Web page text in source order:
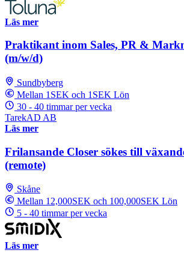
Läs mer
Praktikant inom Sales, PR &
(m/w/d)
Sundbyberg
Mellan 1SEK och 1SEK Lön
30 - 40 timmar per vecka
TarekAD AB
Läs mer
Frilansande Closer sökes till
(remote)
Skåne
Mellan 12,000SEK och 100,000SEK Lön
5 - 40 timmar per vecka
Läs mer